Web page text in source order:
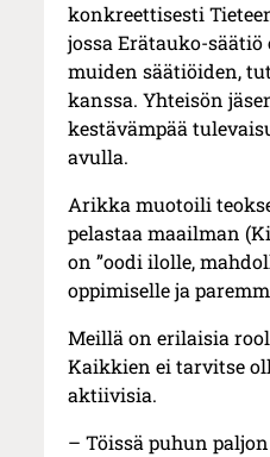
konkreettisesti
jossa Erätauko-
muiden säätiöiden,
kanssa. Yhteisön
kestävämpää
avulla.
Arikka muotoili
pelastaa maailman
on ”oodi ilolle,
oppimiselle ja
Meillä on erilaisia
Kaikkien ei tarvitse
aktiivisia.
– Töissä puhun